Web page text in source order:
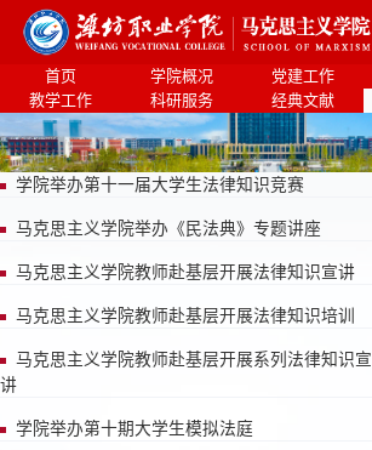
首页 学院概况 党建工作
教学工作
科研服务 经典文献
学院举办第十一届大学生法律知识竞赛
马克思主义学院举办《民法典》专题讲座
马克思主义学院教师赴基层开展法律知识宣讲
马克思主义学院教师赴基层开展法律知识培训
马克思主义学院教师赴基层开展系列法律知识宣
讲
学院举办第十期大学生模拟法庭